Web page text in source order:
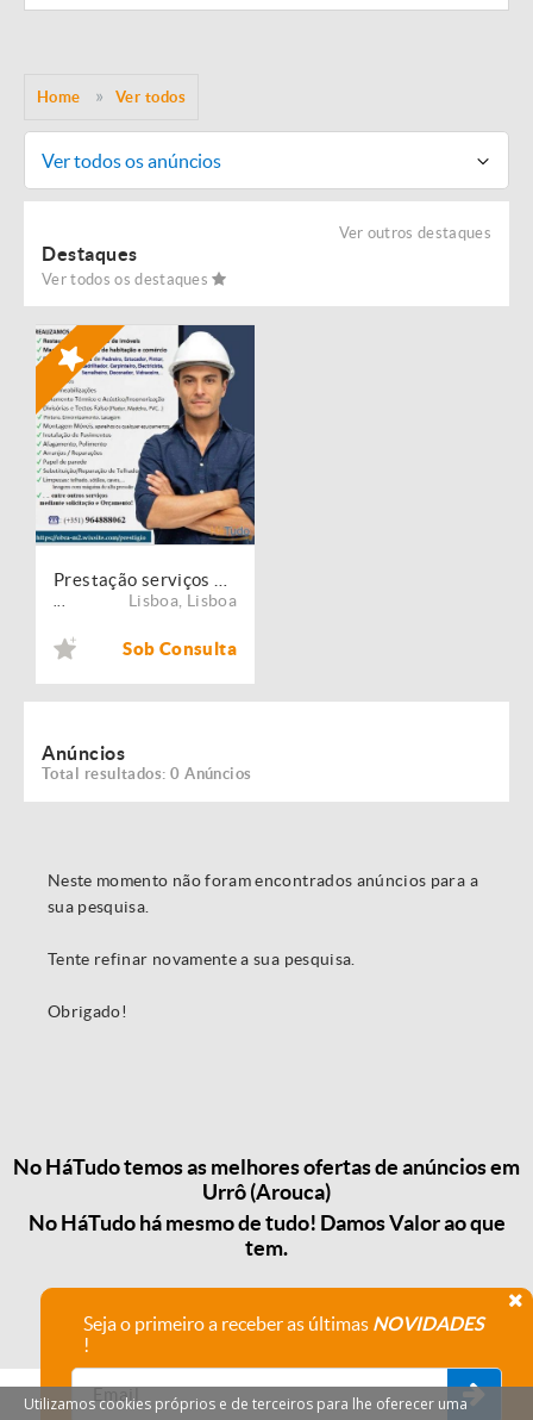
Home Ver todos
Ver todos os anúncios
Ver outros destaques
Destaques
Ver todos os destaques
Lisboa Lisboa
Sob Consulta
Anúncios
Total resultados: 0 Anúncios
Neste momento não foram encontrados anúncios para a
sua pesquisa.
Tente refinar novamente a sua pesquisa.
Obrigado!
No HáTudo temos as melhores ofertas de anúncios em
Urrô (Arouca)
No HáTudo há mesmo de tudo! Damos Valor ao que
tem.
Seja o primeiro a receber as últimas NOVIDADES
!
Utilizamos cookies próprios e de terceiros para lhe oferecer uma